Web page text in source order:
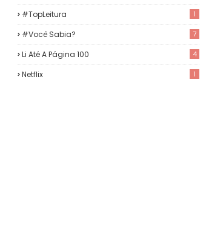
#TopLeitura 1
#Você Sabia? 7
Li Até A Página 100 4
Netflix 1